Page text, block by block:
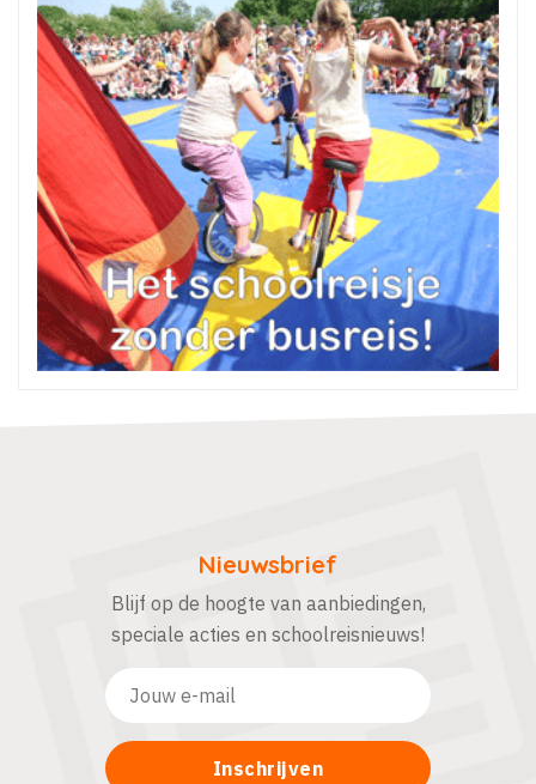
Nieuwsbrief
Blijf op de hoogte van aanbiedingen,
speciale acties en schoolreisnieuws!